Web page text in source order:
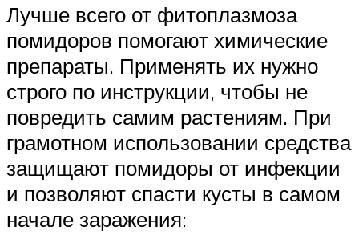
Лучше всего от фитоплазмоза
помидоров помогают химические
препараты. Применять их нужно
строго по инструкции, чтобы не
повредить самим растениям. При
грамотном использовании средства
защищают помидоры от инфекции
и позволяют спасти кусты в самом
начале заражения: